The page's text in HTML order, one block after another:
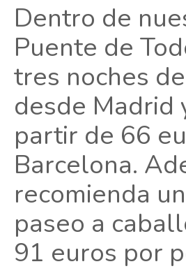
Dentro de
Puente de
tres noches
desde Madrid
partir de 66
Barcelona.
recomienda
paseo a
91 euros por